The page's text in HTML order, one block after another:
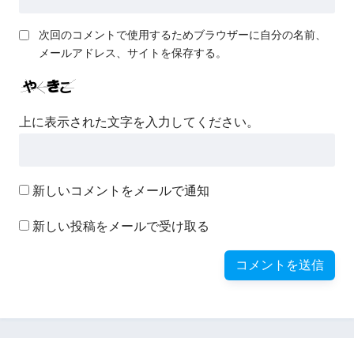
次回のコメントで使用するためブラウザーに自分の名前、
メールアドレス、サイトを保存する。
上に表示された文字を入力してください。
新しいコメントをメールで通知
新しい投稿をメールで受け取る